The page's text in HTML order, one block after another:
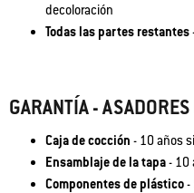
decoloración
Todas las partes restantes
GARANTÍA -
Caja de cocción - 10 años
Ensamblaje de la tapa- 10
Componentes de plástico-